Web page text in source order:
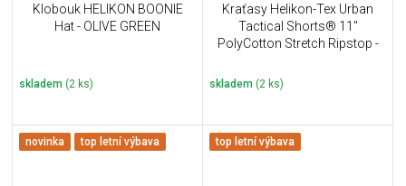
Klobouk HELIKON BOONIE
Hat - OLIVE GREEN
skladem (2 ks)
Kraťasy Helikon-Tex Urban
Tactical Shorts® 11''
PolyCotton Stretch Ripstop -
skladem (2 ks)
novinka top letní výbava top letní výbava